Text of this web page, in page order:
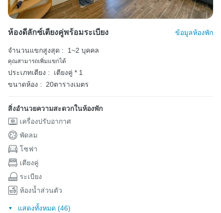
ห้องดีลักซ์เตียงคู่พร้อมระเบียง ข้อมูลห้องพัก
จำนวนแขกสูงสุด : 1~2 บุคคล
คุณสามารถเพิ่มแขกได้
ประเภทเตียง :
เตียงคู่ * 1
ขนาดห้อง :
20ตารางเมตร
สิ่งอำนวยความสะดวกในห้องพัก
เครื่องปรับอากาศ
พัดลม
โซฟา
เตียงคู่
ระเบียง
ห้องน้ำส่วนตัว
แสดงทั้งหมด (46)